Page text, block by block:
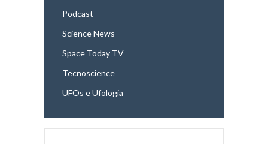
Podcast
Science News
Space Today TV
Tecnoscience
UFOs e Ufologia